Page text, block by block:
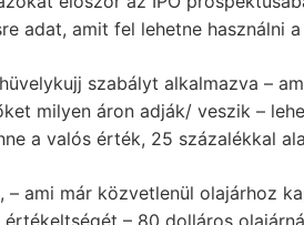
adat, amit fel lehetne használni
szabályt alkalmazva –
milyen áron adják/ veszik –
a valós érték, 25 százalékkal
– ami már közvetlenül olajárhoz